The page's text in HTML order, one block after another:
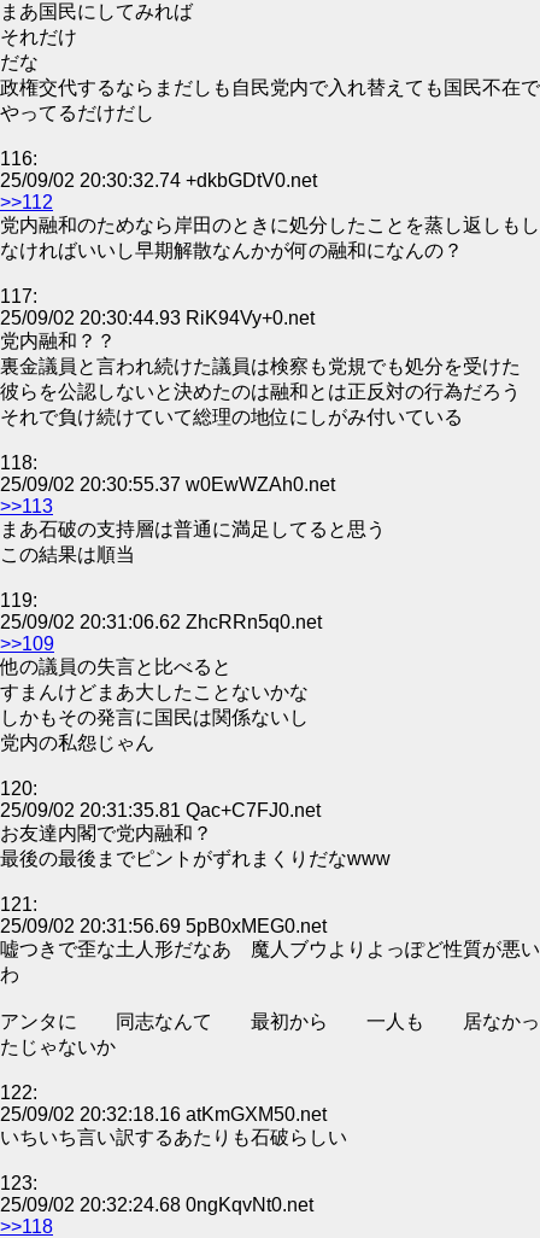
まあ国民にしてみれば
それだけ
だな
政権交代するならまだしも自民党内で入れ替えても国民不在で
やってるだけだし
116:
25/09/02 20:30:32.74 +dkbGDtV0.net
>>112
党内融和のためなら岸田のときに処分したことを蒸し返しもし
なければいいし早期解散なんかが何の融和になんの？
117:
25/09/02 20:30:44.93 RiK94Vy+0.net
党内融和？？
裏金議員と言われ続けた議員は検察も党規でも処分を受けた
彼らを公認しないと決めたのは融和とは正反対の行為だろう
それで負け続けていて総理の地位にしがみ付いている
118:
25/09/02 20:30:55.37 w0EwWZAh0.net
>>113
まあ石破の支持層は普通に満足してると思う
この結果は順当
119:
25/09/02 20:31:06.62 ZhcRRn5q0.net
>>109
他の議員の失言と比べると
すまんけどまあ大したことないかな
しかもその発言に国民は関係ないし
党内の私怨じゃん
120:
25/09/02 20:31:35.81 Qac+C7FJ0.net
お友達内閣で党内融和？
最後の最後までピントがずれまくりだなwww
121:
25/09/02 20:31:56.69 5pB0xMEG0.net
嘘つきで歪な土人形だなあ 魔人ブウよりよっぽど性質が悪い
わ
アンタに 同志なんて 最初から 一人も 居なかっ
たじゃないか
122:
25/09/02 20:32:18.16 atKmGXM50.net
いちいち言い訳するあたりも石破らしい
123:
25/09/02 20:32:24.68 0ngKqvNt0.net
>>118